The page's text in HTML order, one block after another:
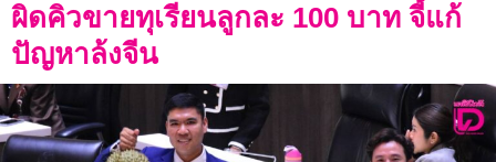
ผิดคิวขายทุเรียนลูกละ 100 บาท จี้แก้
ปัญหาล้งจีน